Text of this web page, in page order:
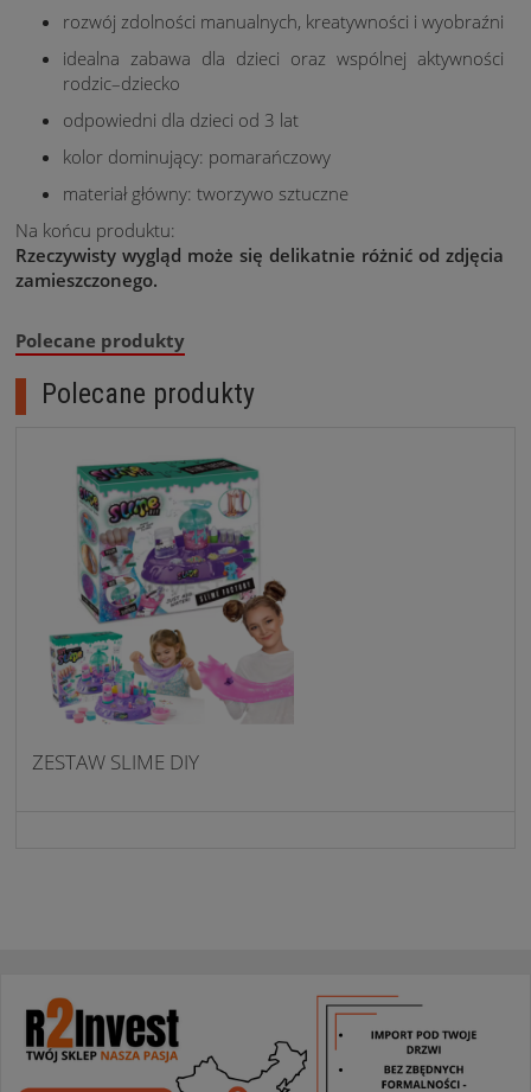
rozwój zdolności manualnych, kreatywności i wyobraźni
idealna zabawa dla dzieci oraz wspólnej aktywności
rodzic–dziecko
odpowiedni dla dzieci od 3 lat
kolor dominujący: pomarańczowy
materiał główny: tworzywo sztuczne
Na końcu produktu:
Rzeczywisty wygląd może się delikatnie różnić od zdjęcia
zamieszczonego.
Polecane produkty
Polecane produkty
ZESTAW SLIME DIY